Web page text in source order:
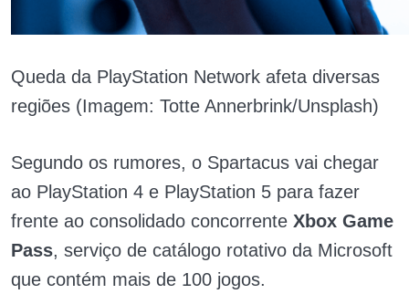
Queda da PlayStation Network afeta diversas
regiões (Imagem: Totte Annerbrink/Unsplash)
Segundo os rumores, o Spartacus vai chegar
ao PlayStation 4 e PlayStation 5 para fazer
frente ao consolidado concorrente Xbox Game
Pass, serviço de catálogo rotativo da Microsoft
que contém mais de 100 jogos.